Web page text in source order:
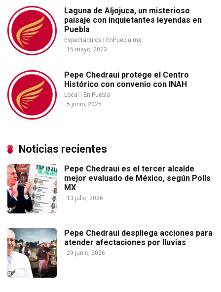
Laguna de Aljojuca, un misterioso
paisaje con inquietantes leyendas en
Puebla
Espectaculos
EnPuebla.mx
15 mayo, 2023
Pepe Chedraui protege el Centro
Histórico con convenio con INAH
Local
En Puebla
5 junio, 2025
Noticias recientes
Pepe Chedraui es el tercer alcalde
mejor evaluado de México, según Polls
MX
13 julio, 2026
Pepe Chedraui despliega acciones para
atender afectaciones por lluvias
29 junio, 2026